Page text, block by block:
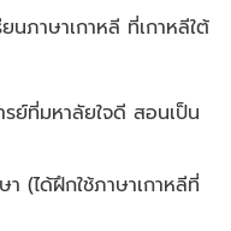
นภาษาเกาหลี ที่เกาหลีใต้
รย์ที่มหาลัยใจดี สอนเป็น
(ได้ฝึกใช้ภาษาเกาหลีที่